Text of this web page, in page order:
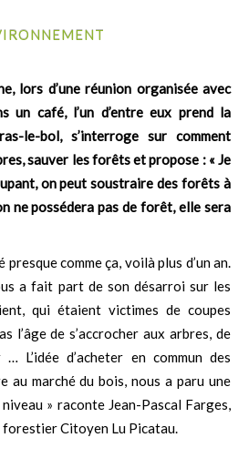
lors d’une réunion organisée avec
un café, l’un d’entre eux prend la
le-bol, s’interroge sur comment
sauver les forêts et propose : « Je
on peut soustraire des forêts à
ne possédera pas de forêt, elle sera
presque comme ça, voilà plus d’un an.
a fait part de son désarroi sur les
qui étaient victimes de coupes
l’âge de s’accrocher aux arbres, de
L’idée d’acheter en commun des
au marché du bois, nous a paru une
» raconte Jean-Pascal Farges,
forestier Citoyen Lu Picatau.